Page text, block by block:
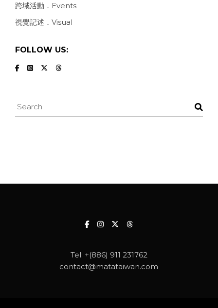
跨域活動．Events
視覺記述．Visual
FOLLOW US:
Search
Tel: +(886) 911 231762
contact@matataiwan.com